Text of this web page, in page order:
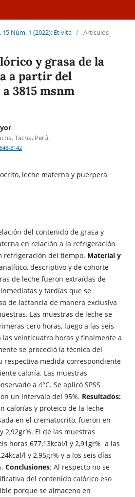
15 Núm. 1 (2022): Et vita / Artículos
y grasa de la
a partir del
3815 msnm
Tacna, Perú.
3142
leche materna y puerpera
del contenido de grasa y
en relación a la refrigeración
refrigeración del tiempo. Material y
descriptivo y de cohorte
de leche fueron extraídas de
y tardías que se
de lactancia de manera exclusiva
Las muestras de leche se
cero horas, luego a las seis
las veinticuatro horas y finalmente a
se procedió la técnica del
respectiva medida correspondiente
caloría. Las muestras
a 4°C. Se aplicó SPSS
un intervalo del 95%. Resultados:
calorías y proteico de la leche
en el crematocrito, fueron en
2,92gr%. El de las muestras
horas 677,13kcal/l y 2,91gr% a las
l y 2,95gr% y a los seis días
Conclusiones: Al respecto no se
del contenido calórico eso
porque se almaceno en